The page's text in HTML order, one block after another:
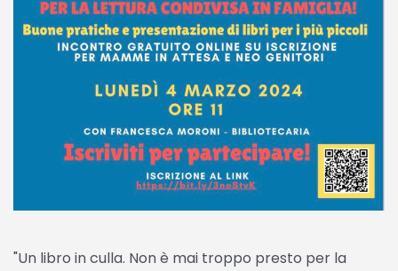
"Un libro in culla. Non è mai troppo presto per la